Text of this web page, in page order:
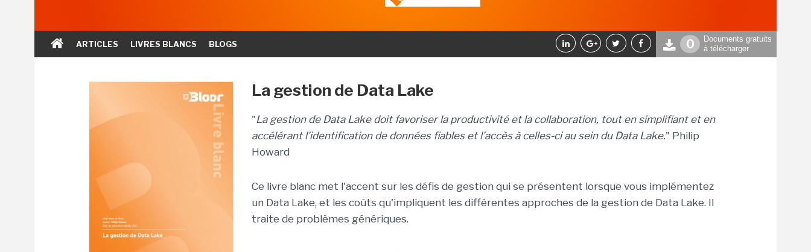
0
Documents gratuits
à télécharger
ARTICLES LIVRES BLANCS BLOGS
La gestion de Data Lake
"La gestion de Data Lake doit favoriser la productivité et la collaboration, tout en simplifiant et en
accélérant l'identification de données fiables et l'accès à celles-ci au sein du Data Lake." Philip
Howard
Ce livre blanc met l'accent sur les défis de gestion qui se présentent lorsque vous implémentez
un Data Lake, et les coûts qu'impliquent les différentes approches de la gestion de Data Lake. Il
traite de problèmes génériques.